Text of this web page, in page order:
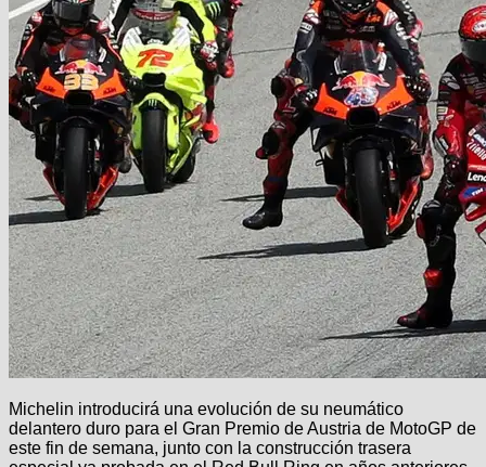
Michelin introducirá una evolución de su neumático
delantero duro para el Gran Premio de Austria de MotoGP de
este fin de semana, junto con la construcción trasera